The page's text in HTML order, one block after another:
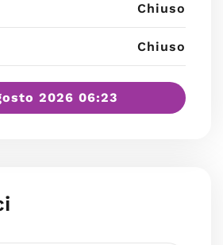
Chiuso
Chiuso
2026 06:23